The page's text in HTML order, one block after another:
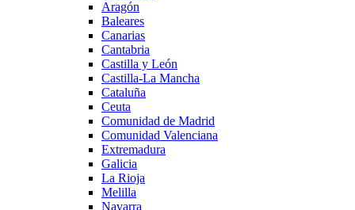
Aragón
Baleares
Canarias
Cantabria
Castilla y León
Castilla-La Mancha
Cataluña
Ceuta
Comunidad de Madrid
Comunidad Valenciana
Extremadura
Galicia
La Rioja
Melilla
Navarra